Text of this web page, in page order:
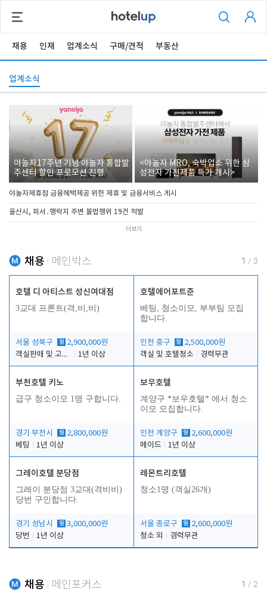
채용 인재 업계소식 구매/견적 부동산
업계소식
야놀자17주년 기념 야놀자 통합발
주센터 할인 프로모션 진행
<야놀자 MRO, 숙박업소 위한 삼
성전자 가전제품 특가 개시>
야놀자제휴점 금융혜택제공 위한 제휴 및 금융서비스 게시
울산시, 피서․행락지 주변 불법행위 19건 적발
더보기
채용 메인박스 1 / 3
호텔 디 아티스트 성신여대점
3교대 프론트(격,비,비)
서울 성북구 월 2,900,000원
객실판매 및 고객응대
1년 이상
호텔에어포트준
베팅, 청소이모, 부부팀 모집
합니다.
인천 중구 월 2,500,000원
객실 및 호텔청소
경력무관
부천호텔 키노
급구 청소이모 1명 구합니다.
경기 부천시 월 2,800,000원
베팅
1년 이상
보우호텔
계양구 *보우호텔* 에서 청소
이모 모집합니다.
인천 계양구 월 2,600,000원
메이드
1년 이상
그레이호텔 분당점
그레이 분당점 3교대(격비비)
당번 구인합니다.
경기 성남시 월 3,000,000원
당번
1년 이상
레몬트리호텔
청소1명 (객실26개)
서울 종로구 월 2,600,000원
청소 외
경력무관
채용 메인포커스 1 / 2